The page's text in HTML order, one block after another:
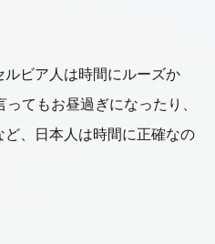
ビア人は時間にルーズか
てもお昼過ぎになったり、
、日本人は時間に正確なの